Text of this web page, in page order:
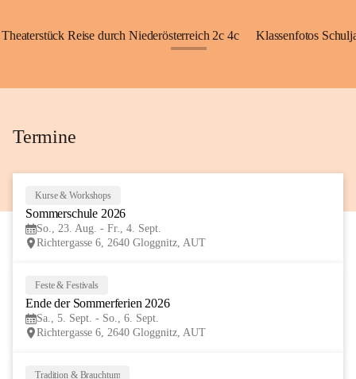
Theaterstück Reise durch Niederösterreich 2c 4c Klassenfotos
Termine
Kurse & Workshops
Sommerschule 2026
So., 23. Aug. - Fr., 4. Sept.
Richtergasse 6, 2640 Gloggnitz, AUT
Feste & Festivals
Ende der Sommerferien 2026
Sa., 5. Sept. - So., 6. Sept.
Richtergasse 6, 2640 Gloggnitz, AUT
Tradition & Brauchtum